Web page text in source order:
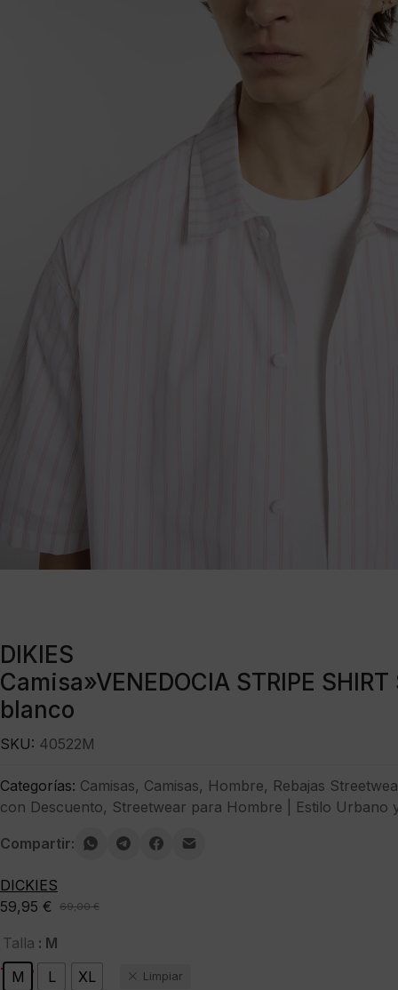
DIKIES
Camisa»VENEDOCIA STRIPE
blanco
69,00€
El
precio
original
era:
59,95 €
El
precio
actual
es:
-13%
Talla : M
M
L XL Limpiar
SKU: 40522M
Categorías: Camisas, Camisas, Hombre, Rebajas
con Descuento, Streetwear para Hombre | Estilo Urbano
Compartir:
DICKIES